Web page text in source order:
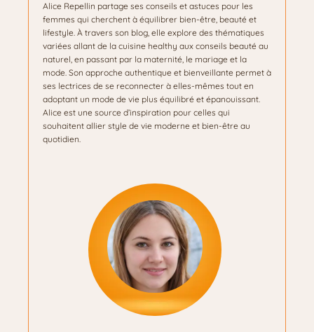
Alice Repellin partage ses conseils et astuces pour les
femmes qui cherchent à équilibrer bien-être, beauté et
lifestyle. À travers son blog, elle explore des thématiques
variées allant de la cuisine healthy aux conseils beauté au
naturel, en passant par la maternité, le mariage et la
mode. Son approche authentique et bienveillante permet à
ses lectrices de se reconnecter à elles-mêmes tout en
adoptant un mode de vie plus équilibré et épanouissant.
Alice est une source d’inspiration pour celles qui
souhaitent allier style de vie moderne et bien-être au
quotidien.